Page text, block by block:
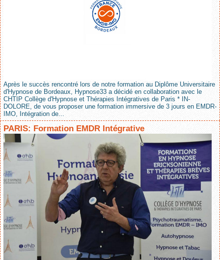
Après le succès rencontré lors de notre formation au Diplôme Universitaire
d'Hypnose de Bordeaux, Hypnose33 a décidé en collaboration avec le
CHTIP Collège d'Hypnose et Thérapies Intégratives de Paris * IN-
DOLORE, de vous proposer une formation immersive de 3 jours en EMDR-
IMO, Intégration de...
PARIS: Formation EMDR Intégrative